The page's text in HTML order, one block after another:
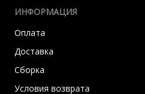
ИНФОРМАЦИЯ
Оплата
Доставка
Сборка
Условия возврата